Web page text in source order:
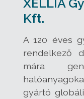
XELLIA
Kft.
A 120 éves
rendelkező
mára
gyártó